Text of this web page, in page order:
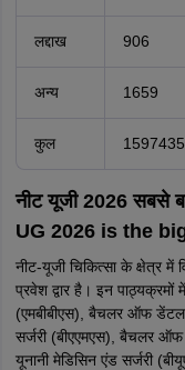
लद्दाख 906
अन्य 1659
कुल 1597435
नीट यूजी 2026 सबसे
UG 2026 is the
नीट-यूजी चिकित्सा के क्षेत्र में
प्रवेश द्वार है। इन
(एमबीबीएस), बैचलर ऑफ डेंटल
सर्जरी (बीएएमएस), बैचलर
यूनानी मेडिसिन एंड सर्जरी